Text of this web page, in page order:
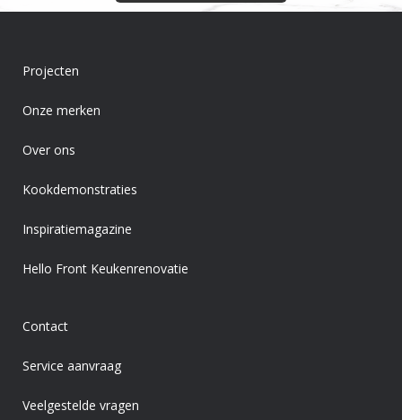
Projecten
Onze merken
Over ons
Kookdemonstraties
Inspiratiemagazine
Hello Front Keukenrenovatie
Contact
Service aanvraag
Veelgestelde vragen